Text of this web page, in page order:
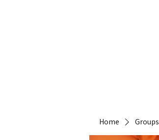
Home Groups